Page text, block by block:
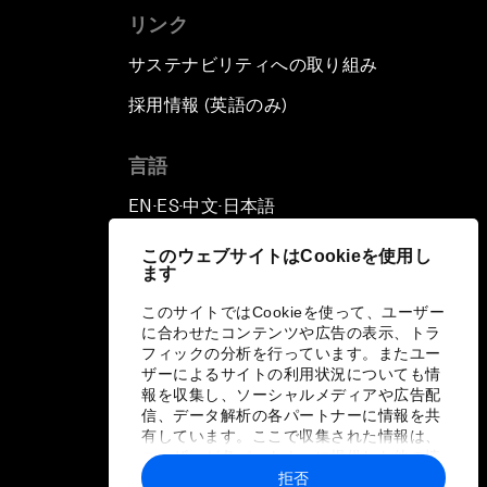
このウェブサイトはCookieを使用し
ます
このサイトではCookieを使って、ユーザー
に合わせたコンテンツや広告の表示、トラ
フィックの分析を行っています。またユー
ザーによるサイトの利用状況についても情
報を収集し、ソーシャルメディアや広告配
信、データ解析の各パートナーに情報を共
有しています。ここで収集された情報は、
ユーザーが各パートナーに提供した他の情
報や各パートナーのサービスを使用した際
拒否
リンク
サステナビリティへの取り組み
採用情報 (英語のみ)
言語
EN ▪ES▪中文▪ 日本語